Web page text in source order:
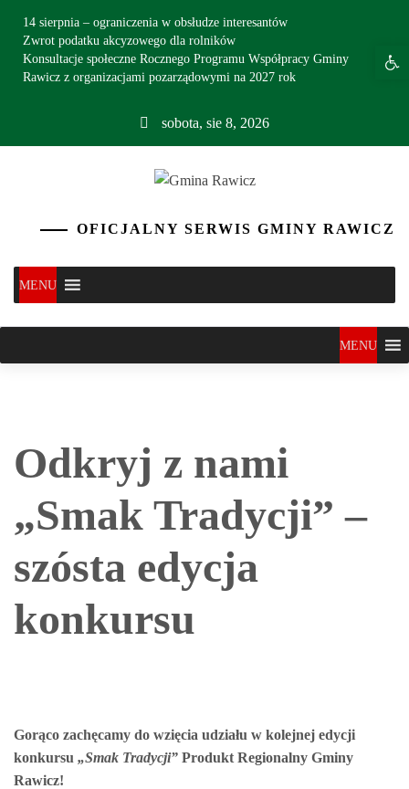
content
14 sierpnia – ograniczenia w obsłudze interesantów
Zwrot podatku akcyzowego dla rolników
Konsultacje społeczne Rocznego Programu Współpracy Gminy
Rawicz z organizacjami pozarządowymi na 2027 rok
sobota, sie 8, 2026
Gmina Rawicz
OFICJALNY SERWIS GMINY RAWICZ
MENU
MENU
Odkryj z nami
„Smak Tradycji” –
szósta edycja
konkursu
Gorąco zachęcamy do wzięcia udziału w kolejnej edycji
konkursu „Smak Tradycji” Produkt Regionalny Gminy
Rawicz!